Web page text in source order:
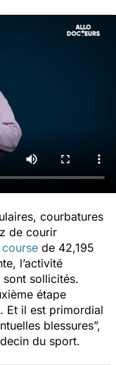
courbatures
de courir
course de 42,195
l’activité
sont sollicités.
étape
Et il est primordial
blessures”,
du sport.